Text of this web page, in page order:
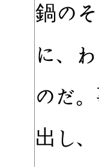
鍋の
に、
のだ
出し